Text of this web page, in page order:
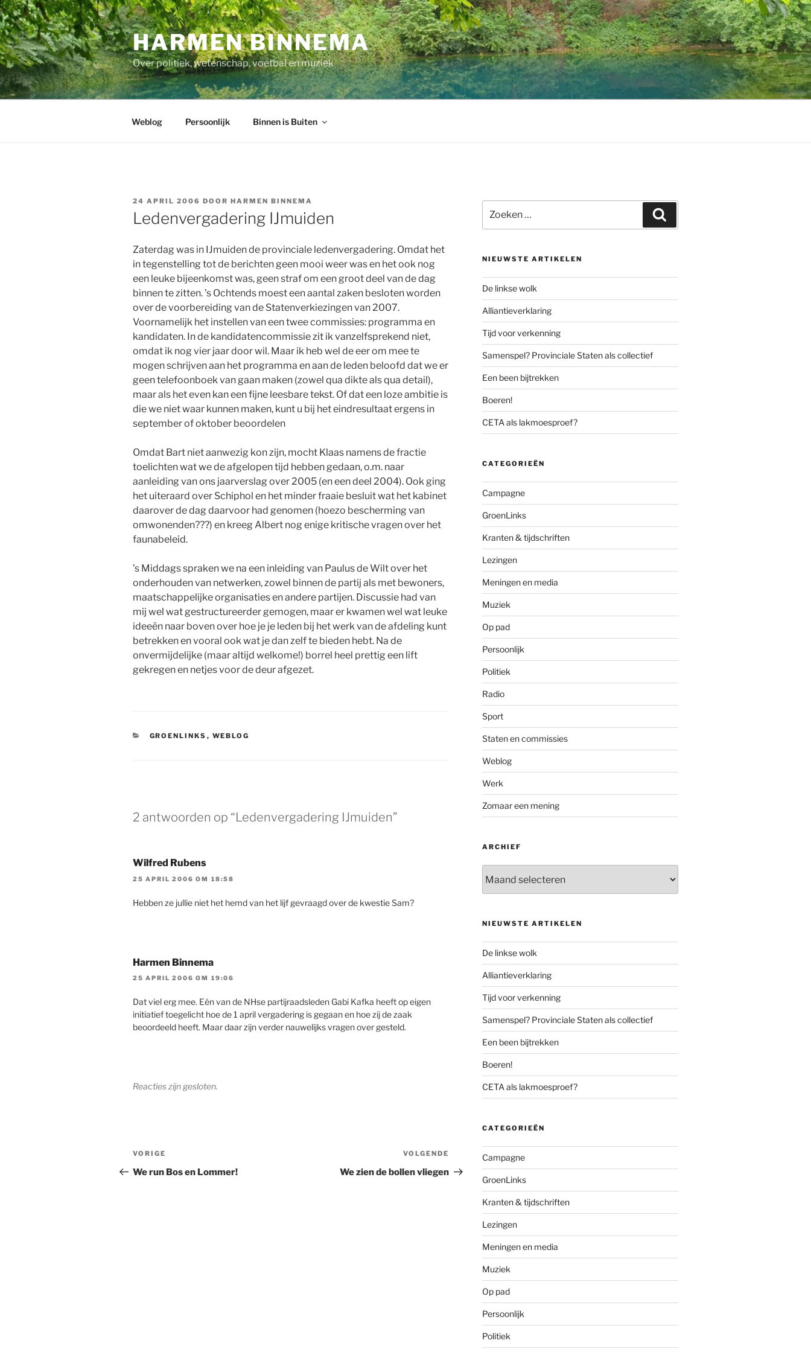
Ga
naar
de
inhoud
HARMEN BINNEMA
Over politiek, wetenschap, voetbal en muziek
Weblog Persoonlijk Binnen is Buiten
GEPLAATST
OP
24 APRIL 2006 DOOR HARMEN BINNEMA
Ledenvergadering IJmuiden
Zaterdag was in IJmuiden de provinciale ledenvergadering. Omdat het
in tegenstelling tot de berichten geen mooi weer was en het ook nog
een leuke bijeenkomst was, geen straf om een groot deel van de dag
binnen te zitten. ’s Ochtends moest een aantal zaken besloten worden
over de voorbereiding van de Statenverkiezingen van 2007.
Voornamelijk het instellen van een twee commissies: programma en
kandidaten. In de kandidatencommissie zit ik vanzelfsprekend niet,
omdat ik nog vier jaar door wil. Maar ik heb wel de eer om mee te
mogen schrijven aan het programma en aan de leden beloofd dat we er
geen telefoonboek van gaan maken (zowel qua dikte als qua detail),
maar als het even kan een fijne leesbare tekst. Of dat een loze ambitie is
die we niet waar kunnen maken, kunt u bij het eindresultaat ergens in
september of oktober beoordelen
Omdat Bart niet aanwezig kon zijn, mocht Klaas namens de fractie
toelichten wat we de afgelopen tijd hebben gedaan, o.m. naar
aanleiding van ons jaarverslag over 2005 (en een deel 2004). Ook ging
het uiteraard over Schiphol en het minder fraaie besluit wat het kabinet
daarover de dag daarvoor had genomen (hoezo bescherming van
omwonenden???) en kreeg Albert nog enige kritische vragen over het
faunabeleid.
’s Middags spraken we na een inleiding van Paulus de Wilt over het
onderhouden van netwerken, zowel binnen de partij als met bewoners,
maatschappelijke organisaties en andere partijen. Discussie had van
mij wel wat gestructureerder gemogen, maar er kwamen wel wat leuke
ideeën naar boven over hoe je je leden bij het werk van de afdeling kunt
betrekken en vooral ook wat je dan zelf te bieden hebt. Na de
onvermijdelijke (maar altijd welkome!) borrel heel prettig een lift
gekregen en netjes voor de deur afgezet.
CATEGORIEËN
GROENLINKS , WEBLOG
2 antwoorden op “Ledenvergadering IJmuiden”
Wilfred Rubens
25 APRIL 2006 OM 18:58
Hebben ze jullie niet het hemd van het lijf gevraagd over de kwestie Sam?
Harmen Binnema
25 APRIL 2006 OM 19:06
Dat viel erg mee. Eén van de NHse partijraadsleden Gabi Kafka heeft op eigen
initiatief toegelicht hoe de 1 april vergadering is gegaan en hoe zij de zaak
beoordeeld heeft. Maar daar zijn verder nauwelijks vragen over gesteld.
Reacties zijn gesloten.
Bericht
navigatie
Vorig
bericht
VORIGE
We run Bos en Lommer!
Volgend
bericht
VOLGENDE
We zien de bollen vliegen
naar:
NIEUWSTE ARTIKELEN
De linkse wolk
Alliantieverklaring
Tijd voor verkenning
Samenspel? Provinciale Staten als collectief
Een been bijtrekken
Boeren!
CETA als lakmoesproef?
CATEGORIEËN
Campagne
GroenLinks
Kranten & tijdschriften
Lezingen
Meningen en media
Muziek
Op pad
Persoonlijk
Politiek
Radio
Sport
Staten en commissies
Weblog
Werk
Zomaar een mening
ARCHIEF
NIEUWSTE ARTIKELEN
De linkse wolk
Alliantieverklaring
Tijd voor verkenning
Samenspel? Provinciale Staten als collectief
Een been bijtrekken
Boeren!
CETA als lakmoesproef?
CATEGORIEËN
Campagne
GroenLinks
Kranten & tijdschriften
Lezingen
Meningen en media
Muziek
Op pad
Persoonlijk
Politiek